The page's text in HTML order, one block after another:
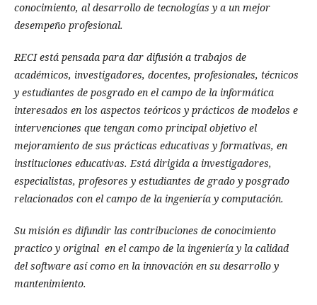
conocimiento, al desarrollo de tecnologías y a un mejor
desempeño profesional.
RECI está pensada para dar difusión a trabajos de
académicos, investigadores, docentes, profesionales, técnicos
y estudiantes de posgrado en el campo de la informática
interesados en los aspectos teóricos y prácticos de modelos e
intervenciones que tengan como principal objetivo el
mejoramiento de sus prácticas educativas y formativas, en
instituciones educativas. Está dirigida a investigadores,
especialistas, profesores y estudiantes de grado y posgrado
relacionados con el campo de la ingeniería y computación.
Su misión es difundir las contribuciones de conocimiento
practico y original en el campo de la ingeniería y la calidad
del software así como en la innovación en su desarrollo y
mantenimiento.